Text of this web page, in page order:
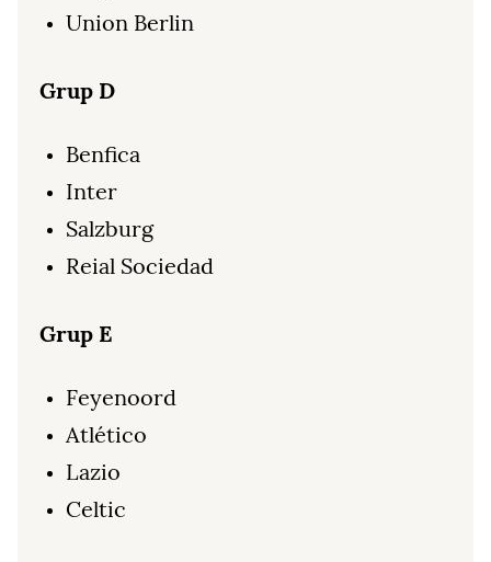
Union Berlin
Grup D
Benfica
Inter
Salzburg
Reial Sociedad
Grup E
Feyenoord
Atlético
Lazio
Celtic